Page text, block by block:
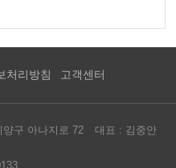
처리방침 고객센터
구 아나지로 72
대표 : 김중안